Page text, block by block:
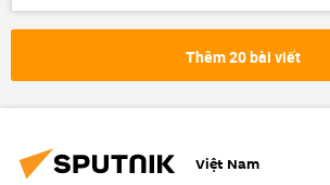
học sinh
Kinh tế giáo dục
Thêm 20 bài viết
Việt Nam